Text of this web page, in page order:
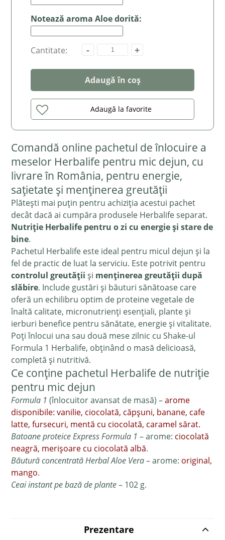
Comandă online pachetul de înlocuire a
meselor Herbalife pentru mic dejun, cu
livrare în România, pentru energie,
sațietate și menținerea greutății
Plătești mai puțin pentru achiziția acestui pachet
decât dacă ai cumpăra produsele Herbalife separat.
Nutriție Herbalife pentru o zi cu energie și stare de
bine.
Pachetul Herbalife este ideal pentru micul dejun și la
fel de practic de luat la serviciu. Este potrivit pentru
controlul greutății și menținerea greutății după
slăbire. Include gustări și băuturi sănătoase care
oferă un echilibru optim de proteine vegetale de
înaltă calitate, micronutrienți esențiali, plante și
ierburi benefice pentru sănătate, energie și vitalitate.
Poți înlocui una sau două mese zilnic cu Shake-ul
Formula 1 Herbalife, obținând o masă delicioasă,
completă și nutritivă.
Ce conține pachetul Herbalife de nutriție
pentru mic dejun
Formula 1 (înlocuitor avansat de masă) –arome
disponibile: vanilie, ciocolată, căpșuni, banane, cafe
latte, fursecuri, mentă cu ciocolată, caramel sărat.
Batoane proteice Express Formula 1 – arome: ciocolată
neagră, merișoare cu ciocolată albă.
Băutură concentrată Herbal Aloe Vera– arome: original,
mango.
Ceai instant pe bază de plante– 102 g.
Notează aroma Aloe dorită:
Cantitate: - +
Adaugă în coș
Adaugă la favorite
Prezentare